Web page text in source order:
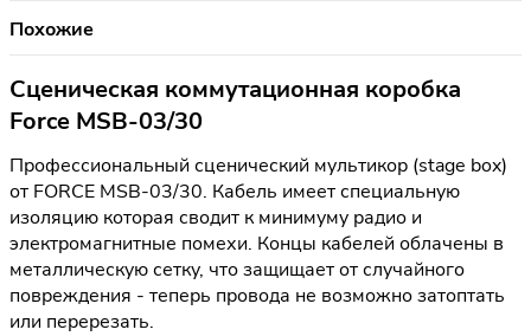
Похожие
Сценическая коммутационная коробка
Force MSB-03/30
Профессиональный сценический мультикор (stage box)
от FORCE MSB-03/30. Кабель имеет специальную
изоляцию которая сводит к минимуму радио и
электромагнитные помехи. Концы кабелей облачены в
металлическую сетку, что защищает от случайного
повреждения - теперь провода не возможно затоптать
или перерезать.